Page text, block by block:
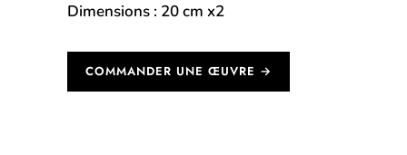
Dimensions : 20 cm x2
COMMANDER UNE ŒUVRE →